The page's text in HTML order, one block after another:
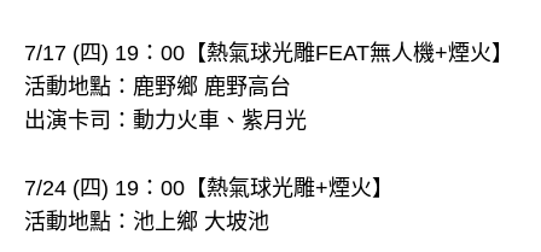
7/17 (四) 19：00【熱氣球光雕FEAT無人機+煙火】
活動地點：鹿野鄉 鹿野高台
出演卡司：動力火車、紫月光
7/24 (四) 19：00【熱氣球光雕+煙火】
活動地點：池上鄉 大坡池